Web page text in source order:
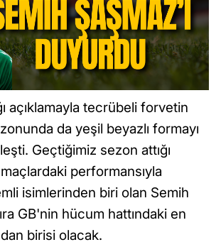
açıklamayla tecrübeli forvetin
da yeşil beyazlı formayı
Geçtiğimiz sezon attığı
performansıyla
isimlerinden biri olan Semih
GB'nin hücum hattındaki en
birisi olacak.